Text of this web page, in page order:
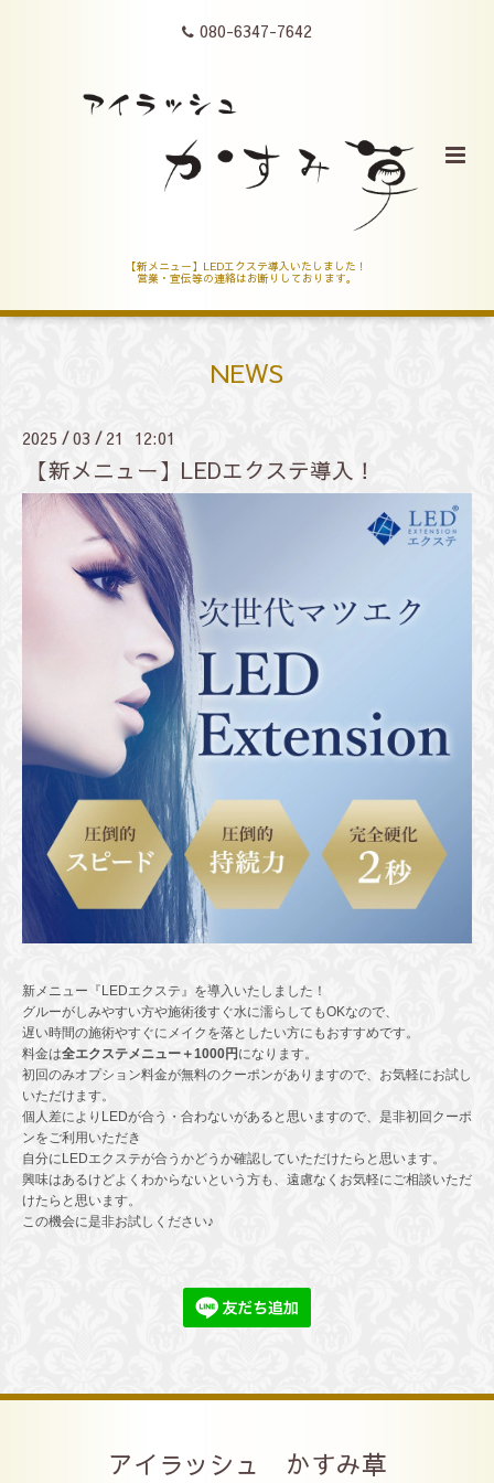
080-6347-7642
【新メニュー】LEDエクステ導入いたしました！
営業・宣伝等の連絡はお断りしております。
NEWS
2025 /03 / 21 12:01
【新メニュー】LEDエクステ導入！
新メニュー『LEDエクステ』を導入いたしました！
グルーがしみやすい方や施術後すぐ水に濡らしてもOKなので、
遅い時間の施術やすぐにメイクを落としたい方にもおすすめです。
料金は全エクステメニュー＋1000円 になります。
初回のみオプション料金が無料のクーポンがありますので、お気軽にお試し
いただけます。
個人差によりLEDが合う・合わないがあると思いますので、是非初回クーポ
ンをご利用いただき
自分にLEDエクステが合うかどうか確認していただけたらと思います。
興味はあるけどよくわからないという方も、遠慮なくお気軽にご相談いただ
けたらと思います。
この機会に是非お試しください♪
アイラッシュ かすみ草